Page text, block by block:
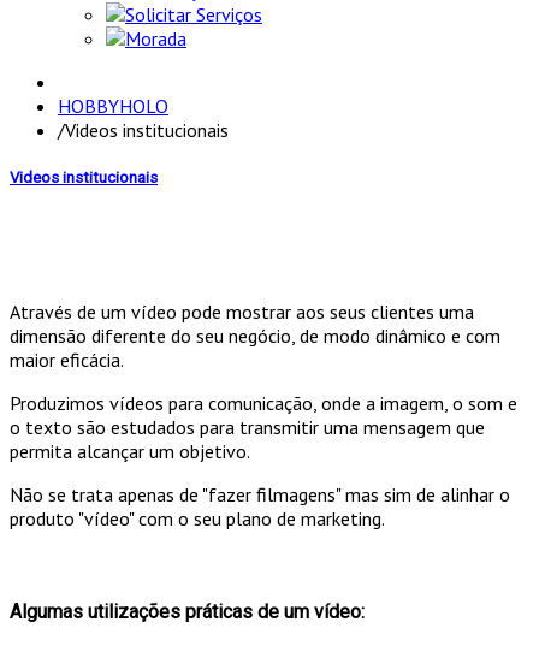
Solicitar Serviços
Morada
HOBBYHOLO
/Videos institucionais
Videos institucionais
Através de um vídeo pode mostrar aos seus clientes uma
dimensão diferente do seu negócio, de modo dinâmico e com
maior eficácia.
Produzimos vídeos para comunicação, onde a imagem, o som e
o texto são estudados para transmitir uma mensagem que
permita alcançar um objetivo.
Não se trata apenas de "fazer filmagens" mas sim de alinhar o
produto "vídeo" com o seu plano de marketing.
Algumas utilizações práticas de um vídeo: